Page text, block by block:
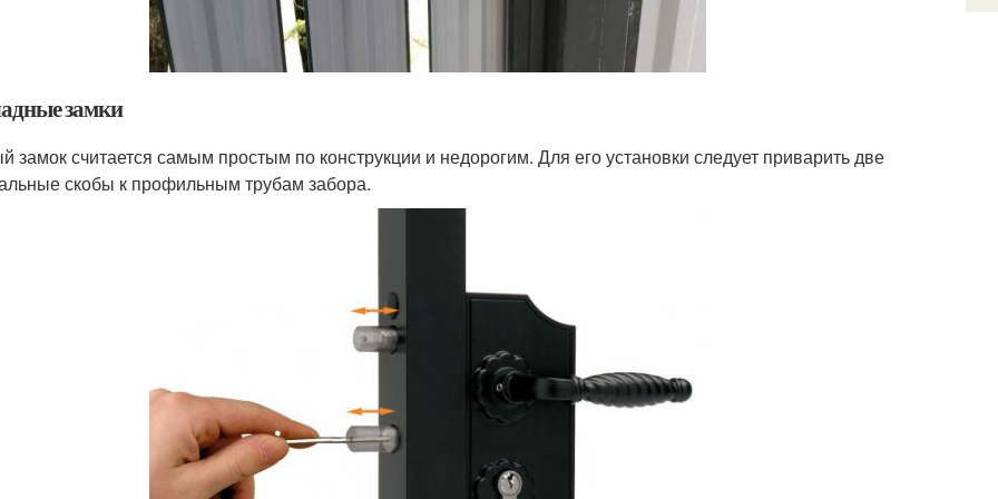
замки
замок считается самым простым по конструкции и недорогим. Для его установки следует приварить две
скобы к профильным трубам забора.